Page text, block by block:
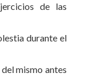
de las
durante el
mismo antes